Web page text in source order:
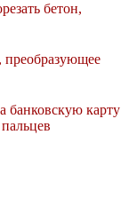
бетон,
преобразующее
банковскую карту